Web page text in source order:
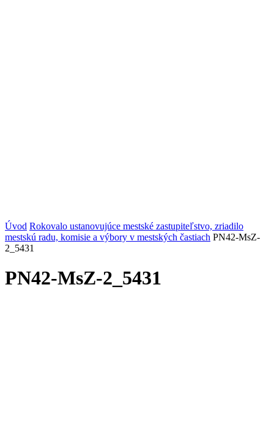
Úvod Rokovalo ustanovujúce mestské zastupiteľstvo, zriadilo
mestskú radu, komisie a výbory v mestských častiach PN42-MsZ-
2_5431
PN42-MsZ-2_5431